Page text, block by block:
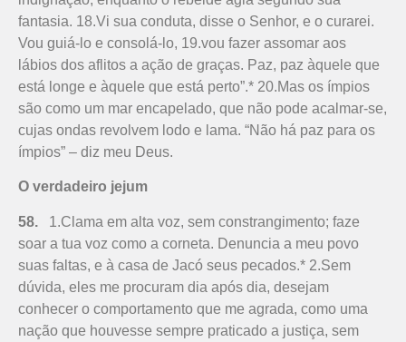
fantasia. 18.Vi sua conduta, disse o Senhor, e o curarei.
Vou guiá-lo e consolá-lo, 19.vou fazer assomar aos
lábios dos aflitos a ação de graças. Paz, paz àquele que
está longe e àquele que está perto”.* 20.Mas os ímpios
são como um mar encapelado, que não pode acalmar-se,
cujas ondas revolvem lodo e lama. “Não há paz para os
ímpios” – diz meu Deus.
O verdadeiro jejum
58. 1.Clama em alta voz, sem constrangimento; faze
soar a tua voz como a corneta. Denuncia a meu povo
suas faltas, e à casa de Jacó seus pecados.* 2.Sem
dúvida, eles me procuram dia após dia, desejam
conhecer o comportamento que me agrada, como uma
nação que houvesse sempre praticado a justiça, sem